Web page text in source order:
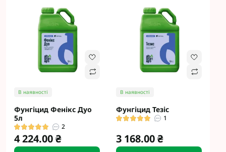
В наявності
Фунгіцид Фенікс Дуо
5л
2
4 224.00 ₴
В наявності
Фунгіцид Тезіс
1
3 168.00 ₴